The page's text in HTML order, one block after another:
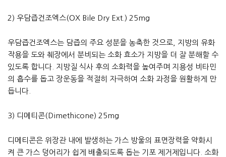
2) 우담즙건조엑스(OX Bile Dry Ext.) 25mg
우담즙건조엑스는 담즙의 주요 성분을 농축한 것으로, 지방의 유화
작용을 도와 췌장에서 분비되는 소화 효소가 지방을 더 잘 분해할 수
있도록 합니다. 지방질 식사 후의 소화력을 높여주며 지용성 비타민
의 흡수를 돕고 장운동을 적절히 자극하여 소화 과정을 원활하게 만
듭니다.
3) 디메티콘(Dimethicone) 25mg
디메티콘은 위장관 내에 발생하는 가스 방울의 표면장력을 약화시
켜 큰 가스 덩어리가 쉽게 배출되도록 돕는 기포 제거제입니다. 소화